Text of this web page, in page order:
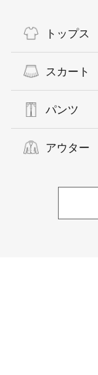
トップス
スカート
パンツ
アウター